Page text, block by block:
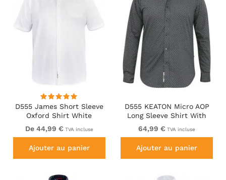
D555 James Short Sleeve
Oxford Shirt White
De 44,99 € TVA incluse
Ajouter au panier
D555 KEATON Micro AOP
Long Sleeve Shirt With
Concealed Button Down
Collar Grey
64,99 € TVA incluse
Ajouter au panier